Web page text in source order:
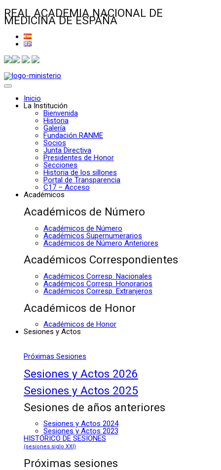
REAL ACADEMIA NACIONAL DE
MEDICINA DE ESPAÑA
Inicio
La Institución
Bienvenida
Historia
Galería
Fundación RANME
Socios
Junta Directiva
Presidentes de Honor
Secciones
Historia de los sillones
Portal de Transparencia
C17 – Acceso
Académicos
Académicos de Número
Académicos de Número
Académicos Supernumerarios
Académicos de Número Anteriores
Académicos Correspondientes
Académicos Corresp. Nacionales
Académicos Corresp. Honorarios
Académicos Corresp. Extranjeros
Académicos de Honor
Académicos de Honor
Sesiones y Actos
Próximas Sesiones
Sesiones y Actos 2026
Sesiones y Actos 2025
Sesiones de años anteriores
Sesiones y Actos 2024
Sesiones y Actos 2023
HISTÓRICO DE SESIONES
(sesiones siglo XXI)
Próximas sesiones